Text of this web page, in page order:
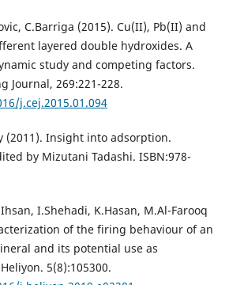
C.Barriga (2015). Cu(II), Pb(II) and
layered double hydroxides. A
study and competing factors.
Journal, 269:221-228.
j.cej.2015.01.094
(2011). Insight into adsorption.
by Mizutani Tadashi. ISBN:978-
I.Shehadi, K.Hasan, M.Al-Farooq
of the firing behaviour of an
and its potential use as
5(8):105300.